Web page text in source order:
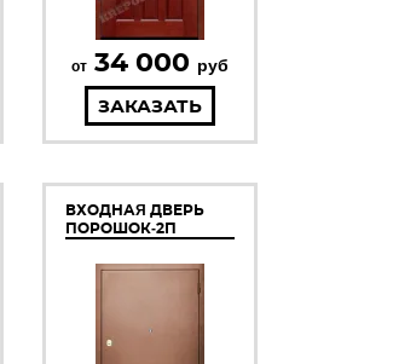
от 34 000 руб
ЗАКАЗАТЬ
ВХОДНАЯ ДВЕРЬ
ПОРОШОК-2П